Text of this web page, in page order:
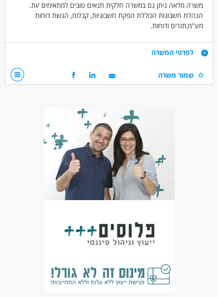
משרה מלאה ניתן גם במשרה חלקית תנאים טובים למתאימים /ות.
הנהלת חשבונות הכוללת הפקת חשבוניות, קבלות, הגשת דוחות
מע"מ,תזרים ודוחות.
בשקים.
ימים א-ה שעות 8:00-16:00 גמיש
דרישות
הנהלת חשבונות 1-2.
רכב (אין תחבורה ציבורית נוחה)
המשרה מיועדת לנשים ולגברים כאחד.
חשבונאות וכספים - מנהל/ת חשבונות
מאפייני משרה
לפרטי המשרה
שמור משרה